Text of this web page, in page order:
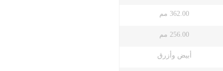
362.00 مم
256.00 مم
أبيض وأزرق